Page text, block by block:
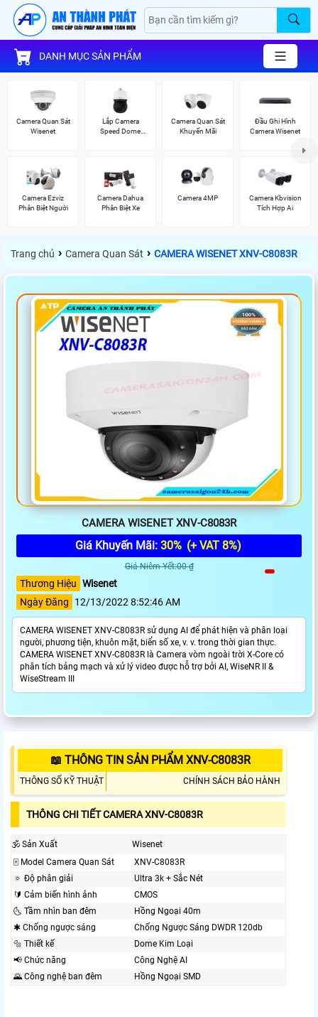
DANH MỤC SẢN PHẨM
Camera Quan Sát
Wisenet
Lắp Camera
Speed Dome
Camera Quan Sát
Khuyến Mãi
Đầu Ghi Hình
Camera Wisenet
Camera Ezviz
Phân Biệt Người
Camera Dahua
Phân Biệt Xe
Camera 4MP
Camera Kbvision
Tích Hợp Ai
Trang chủ › Camera Quan Sát › CAMERA WISENET XNV-C8083R
CAMERA WISENET XNV-C8083R
Giá Khuyến Mãi: 30% (+ VAT 8%)
Giá Niêm Yết:00 ₫
Thương Hiệu Wisenet
Ngày Đăng
12/13/2022 8:52:46 AM
CAMERA WISENET XNV-C8083R sử dụng AI để phát hiện và phân loại
người, phương tiện, khuôn mặt, biển số xe, v. v. trong thời gian thực.
CAMERA WISENET XNV-C8083R là Camera vòm ngoài trời X-Core có
phân tích bảng mạch và xử lý video được hỗ trợ bởi AI, WiseNR II &
WiseStream III
📖 THÔNG TIN SẢN PHẨM XNV-C8083R
THÔNG SỐ KỸ THUẬT CHÍNH SÁCH BẢO HÀNH
THÔNG CHI TIẾT CAMERA XNV-C8083R
🕉️ Sản Xuất
Wisenet
🀄 Model Camera Quan Sát
XNV-C8083R
🔅 Độ phân giải
Ultra 3k + Sắc Nét
🔰 Cảm biến hình ảnh
CMOS
🌜 Tầm nhìn ban đêm
Hồng Ngoại 40m
✱ Chống ngược sáng
Chống Ngược Sáng DWDR 120db
🔩 Thiết kế
Dome Kim Loại
📢 Chức năng
Công Nghệ AI
🌄 Công nghệ ban đêm
Hồng Ngoại SMD